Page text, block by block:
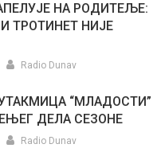
НА РОДИТЕЉЕ:
ТРОТИНЕТ НИЈЕ
Radio Dunav
“МЛАДОСТИ”
ДЕЛА СЕЗОНЕ
Radio Dunav